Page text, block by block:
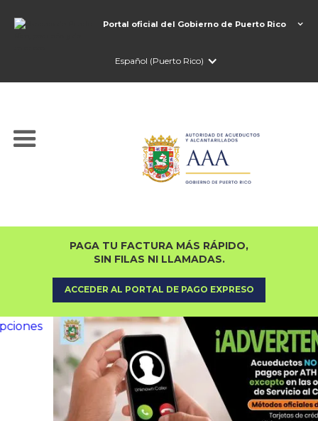
Portal oficial del Gobierno de Puerto Rico
Español (Puerto Rico)
PAGA TU FACTURA MÁS RÁPIDO,
SIN FILAS NI LLAMADAS.
ACCEDER AL PORTAL DE PAGO EXPRESO